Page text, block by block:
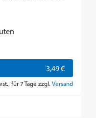
3,49 €
für 7 Tage zzgl. Versand